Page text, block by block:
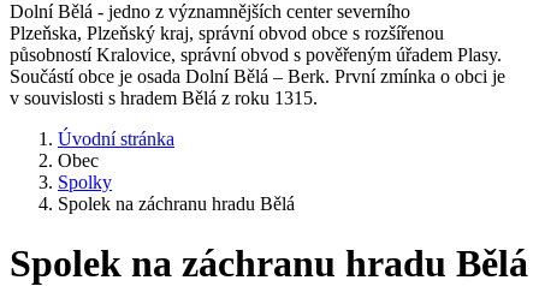
Dolní Bělá - jedno z významnějších center severního
Plzeňska, Plzeňský kraj, správní obvod obce s rozšířenou
působností Kralovice, správní obvod s pověřeným úřadem Plasy.
Součástí obce je osada Dolní Bělá – Berk. První zmínka o obci je
v souvislosti s hradem Bělá z roku 1315.
Úvodní stránka
Obec
Spolky
Spolek na záchranu hradu Bělá
Spolek na záchranu hradu Bělá